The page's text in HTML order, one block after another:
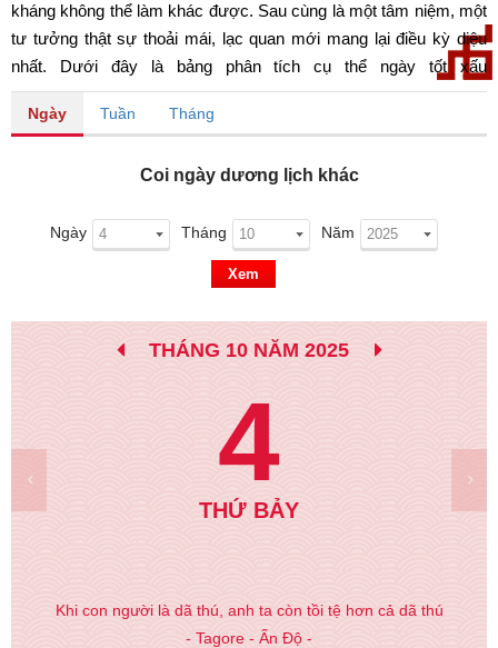
kháng không thể làm khác được. Sau cùng là một tâm niệm, một
tư tưởng thật sự thoải mái, lạc quan mới mang lại điều kỳ diệu
nhất. Dưới đây là bảng phân tích cụ thể ngày tốt xấu
ngày 4/10/2025. Chúc quý bạn có một ngày may mắn và tốt lành.
Ngày Tuần Tháng
Coi ngày dương lịch khác
Ngày Tháng Năm
Xem
THÁNG 10 NĂM 2025
4
THỨ BẢY
Khi con người là dã thú, anh ta còn tồi tệ hơn cả dã thú
- Tagore - Ấn Độ -